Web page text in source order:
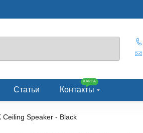
Статьи
КАРТА
Контакты
Ceiling Speaker - Black